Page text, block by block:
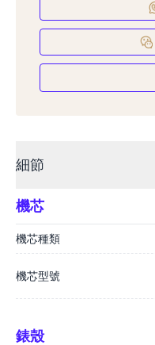
細節
機芯
機芯種類
機芯型號
錶殼